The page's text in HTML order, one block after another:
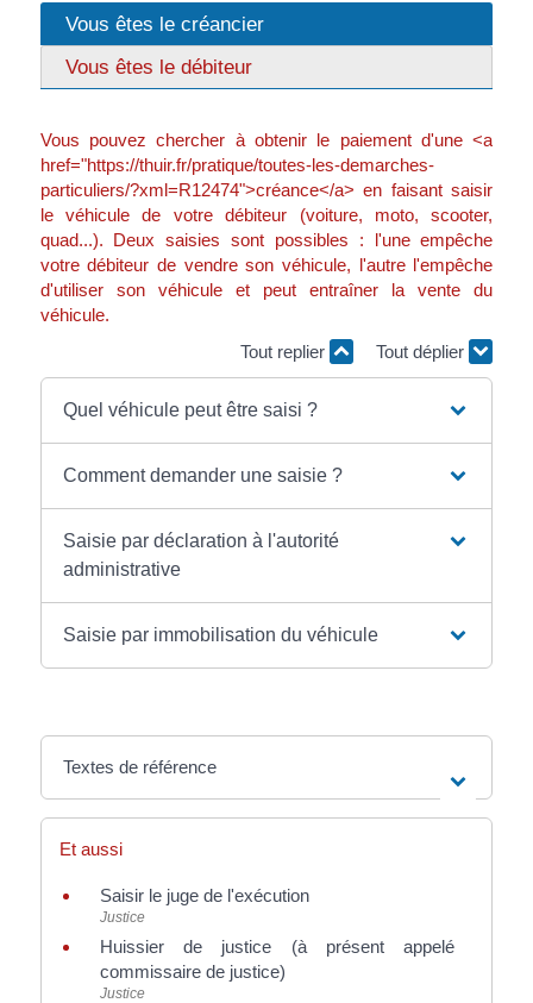
Vous êtes le créancier
Vous êtes le débiteur
Vous pouvez chercher à obtenir le paiement d'une <a
href="https://thuir.fr/pratique/toutes-les-demarches-
particuliers/?xml=R12474">créance</a> en faisant saisir
le véhicule de votre débiteur (voiture, moto, scooter,
quad...). Deux saisies sont possibles : l'une empêche
votre débiteur de vendre son véhicule, l'autre l'empêche
d'utiliser son véhicule et peut entraîner la vente du
véhicule.
Tout replier
Tout déplier
Quel véhicule peut être saisi ?
Comment demander une saisie ?
Saisie par déclaration à l'autorité
administrative
Saisie par immobilisation du véhicule
Textes de référence
Et aussi
Saisir le juge de l'exécution
Justice
Huissier de justice (à présent appelé
commissaire de justice)
Justice